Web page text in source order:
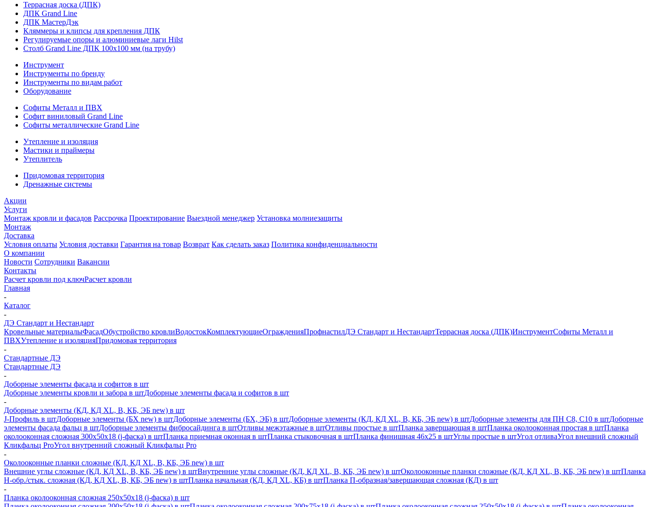
Террасная доска (ДПК)
ДПК Grand Line
ДПК МастерДэк
Кляммеры и клипсы для крепления ДПК
Регулируемые опоры и алюминиевые лаги Hilst
Столб Grand Line ДПК 100х100 мм (на трубу)
Инструмент
Инструменты по бренду
Инструменты по видам работ
Оборудование
Софиты Металл и ПВХ
Софит виниловый Grand Line
Софиты металлические Grand Line
Утепление и изоляция
Мастики и праймеры
Утеплитель
Придомовая территория
Дренажные системы
Акции
Услуги
Монтаж кровли и фасадов Рассрочка Проектирование Выездной менеджер Установка молниезащиты
Монтаж
Доставка
Условия оплаты Условия доставки Гарантия на товар Возврат Как сделать заказ Политика конфиденциальности
О компании
Новости Сотрудники Вакансии
Контакты
Расчет кровли под ключРасчет кровли
Главная
-
Каталог
-
ДЭ Стандарт и Нестандарт
Кровельные материалыФасадОбустройство кровлиВодостокКомплектующиеОгражденияПрофнастилДЭ Стандарт и НестандартТеррасная доска (ДПК)ИнструментСофиты Металл и
ПВХУтепление и изоляцияПридомовая территория
-
Стандартные ДЭ
Стандартные ДЭ
-
Доборные элементы фасада и софитов в шт
Доборные элементы кровли и забора в штДоборные элементы фасада и софитов в шт
-
Доборные элементы (КД, КД XL, В, КБ, ЭБ new) в шт
J-Профиль в штДоборные элементы (БХ new) в штДоборные элементы (БХ, ЭБ) в штДоборные элементы (КД, КД XL, В, КБ, ЭБ new) в штДоборные элементы для ПН С8, С10 в штДоборные
элементы фасада фальц в штДоборные элементы фибросайдинга в штОтливы межэтажные в штОтливы простые в штПланка завершающая в штПланка околооконная простая в штПланка
околооконная сложная 300х50х18 (j-фаска) в штПланка приемная оконная в штПланка стыковочная в штПланка финишная 46х25 в штУглы простые в штУгол отливаУгол внешний сложный
Кликфальц ProУгол внутренний сложный Кликфальц Pro
-
Околооконные планки сложные (КД, КД XL, В, КБ, ЭБ new) в шт
Внешние углы сложные (КД, КД XL, В, КБ, ЭБ new) в штВнутренние углы сложные (КД, КД XL, В, КБ, ЭБ new) в штОколооконные планки сложные (КД, КД XL, В, КБ, ЭБ new) в штПланка
H-обр./стык. сложная (КД, КД XL, В, КБ, ЭБ new) в штПланка начальная (КД, КД XL, КБ) в штПланка П-образная/завершающая сложная (КД) в шт
-
Планка околооконная сложная 250х50х18 (j-фаска) в шт